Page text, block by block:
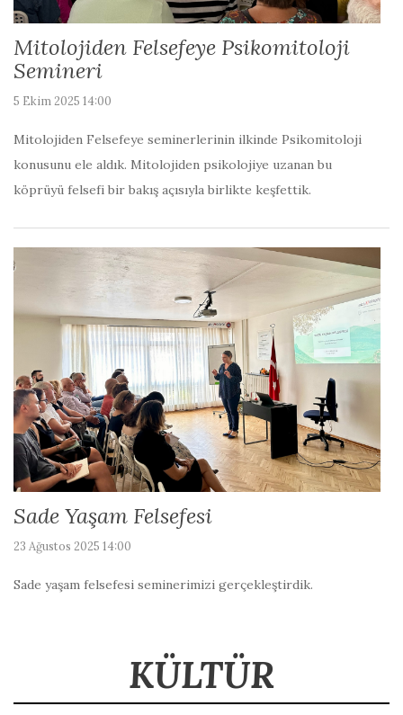
Mitolojiden Felsefeye Psikomitoloji
Semineri
5 Ekim 2025 14:00
Mitolojiden Felsefeye seminerlerinin ilkinde Psikomitoloji
konusunu ele aldık. Mitolojiden psikolojiye uzanan bu
köprüyü felsefi bir bakış açısıyla birlikte keşfettik.
Sade Yaşam Felsefesi
23 Ağustos 2025 14:00
Sade yaşam felsefesi seminerimizi gerçekleştirdik.
KÜLTÜR